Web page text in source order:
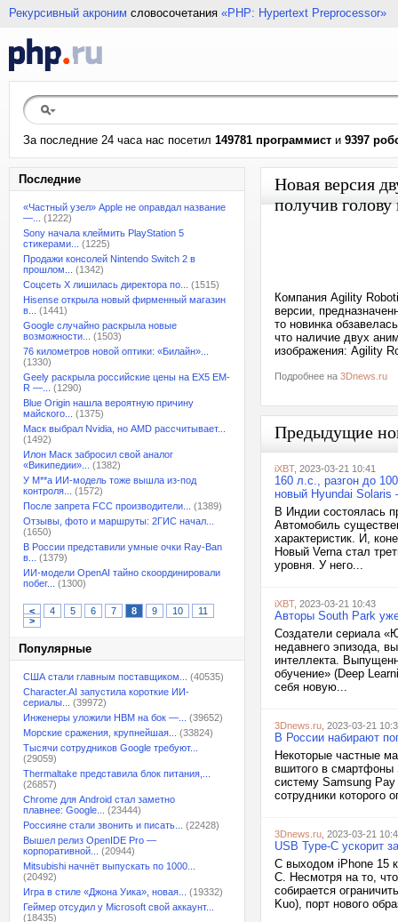
Рекурсивный акроним словосочетания «PHP: Hypertext Preprocessor»
За последние 24 часа нас посетил 149781 программист и 9397
Последние
«Частный узел» Apple не оправдал название
—...
(1222)
Sony начала клеймить PlayStation 5
стикерами...
(1225)
Продажи консолей Nintendo Switch 2 в
прошлом...
(1342)
Соцсеть X лишилась директора по...
(1515)
Hisense открыла новый фирменный магазин
в...
(1441)
Google случайно раскрыла новые
возможности...
(1503)
76 километров новой оптики: «Билайн»...
(1330)
Geely раскрыла российские цены на EX5 EM-
R —...
(1290)
Blue Origin нашла вероятную причину
майского...
(1375)
Маск выбрал Nvidia, но AMD рассчитывает...
(1492)
Илон Маск забросил свой аналог
«Википедии»...
(1382)
У M**a ИИ-модель тоже вышла из-под
контроля...
(1572)
После запрета FCC производители...
(1389)
Отзывы, фото и маршруты: 2ГИС начал...
(1650)
В России представили умные очки Ray-Ban
в...
(1379)
ИИ-модели OpenAI тайно скоординировали
побег...
(1300)
< 4 5 6 7 8 9 10
11
>
Популярные
США стали главным поставщиком...
(40535)
Character.AI запустила короткие ИИ-
сериалы...
(39972)
Инженеры уложили HBM на бок —...
(39652)
Морские сражения, крупнейшая...
(33824)
Тысячи сотрудников Google требуют...
(29059)
Thermaltake представила блок питания,...
(26857)
Chrome для Android стал заметно
плавнее: Google...
(23444)
Россияне стали звонить и писать...
(22428)
Вышел релиз OpenIDE Pro —
корпоративной...
(20944)
Mitsubishi начнёт выпускать по 1000...
(20492)
Игра в стиле «Джона Уика», новая...
(19332)
Геймер отсудил у Microsoft свой аккаунт...
(18435)
Новая версия
получив голову
Компания Agility
версии,
то новинка
что наличие двух
изображения: Agility
Подробнее на 3Dnews.ru
Предыдущие
iXBT, 2023-03-21 10:41
160 л.с., разгон до
новый Hyundai Solaris
В Индии состоялась
Автомобиль
характеристик. И,
Новый Verna стал
уровня. У него...
iXBT, 2023-03-21 10:43
Авторы South Park
Создатели сериала
недавнего эпизода,
интеллекта.
обучение» (Deep
себя новую...
3Dnews.ru , 2023-03-21
В России набирают
Некоторые частные
вшитого в смартфоны
систему Samsung
сотрудники которого
3Dnews.ru , 2023-03-21
USB Type-C ускорит
С выходом iPhone 15
C. Несмотря на то,
собирается
Kuo), порт нового